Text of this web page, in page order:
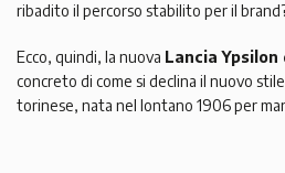
ribadito il percorso stabilito per il
Ecco, quindi, la nuova Lancia
concreto di come si declina il nuovo
torinese, nata nel lontano 1906 per